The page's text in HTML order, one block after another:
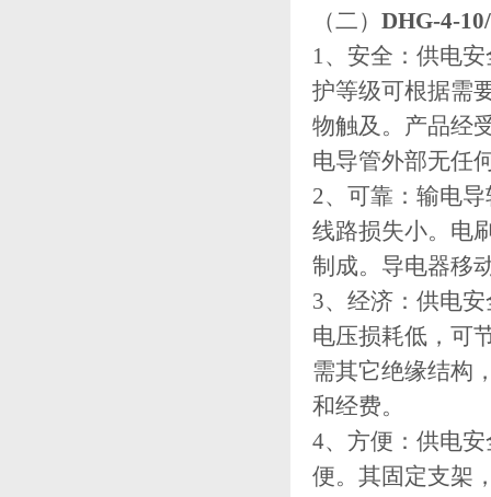
（二） DHG-4-
1、安全：供电
护等级可根据需
物触及。产品经
电导管外部无任
2、可靠：输电
线路损失小。电
制成。导电器移
3、经济：供电
电压损耗低，可
需其它绝缘结构
和经费。
4、方便：供电
便。其固定支架